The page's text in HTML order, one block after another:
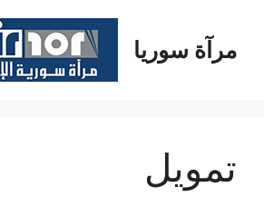
المحتوىمرآة سوريا
تمويل